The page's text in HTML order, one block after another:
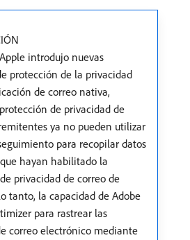
introdujo nuevas
protección de la privacidad
de correo nativa,
de privacidad de
ya no pueden utilizar
para recopilar datos
hayan habilitado la
privacidad de correo de
tanto, la capacidad de Adobe
para rastrear las
correo electrónico mediante